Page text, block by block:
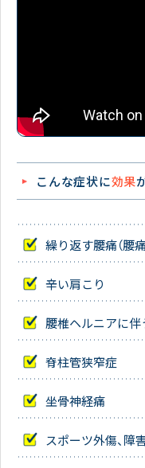
こんな症状に効果
繰り返す腰痛（腰痛
辛い肩こり
腰椎ヘルニアに
脊柱管狭窄症
坐骨神経痛
スポーツ外傷、障